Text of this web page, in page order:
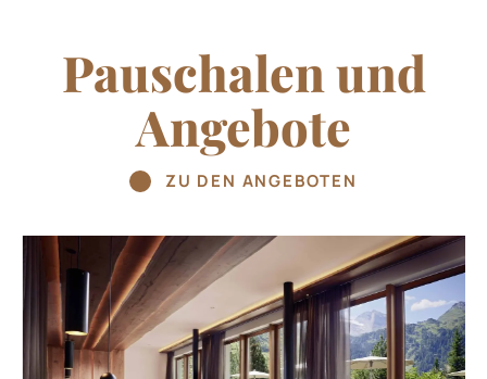
Pauschalen und
Angebote
ZU DEN ANGEBOTEN